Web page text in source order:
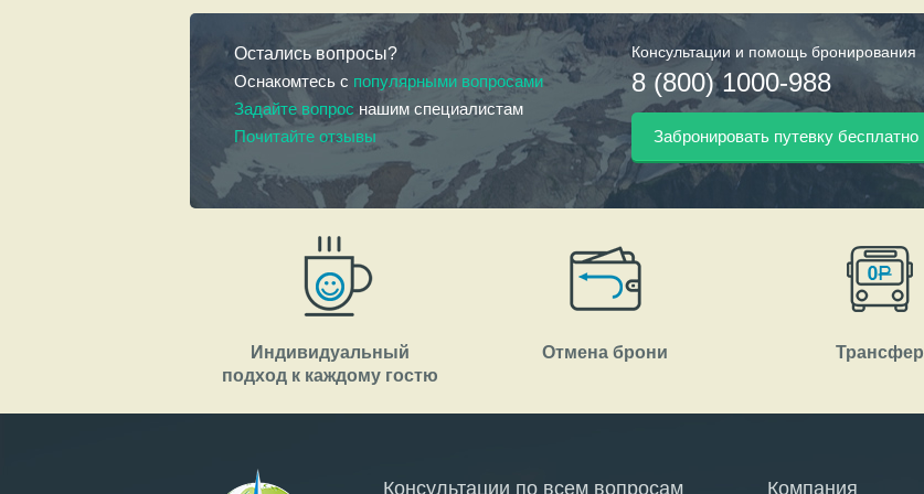
Остались вопросы?
Оснакомтесь с популярными вопросами
Задайте вопрос нашим специалистам
Почитайте отзывы
Консультации и помощь бронирования
8 (800) 1000-988
Забронировать путевку бесплатно
Индивидуальный
подход к каждому гостю
Отмена брони Трансфер
Консультации по всем вопросам Компания